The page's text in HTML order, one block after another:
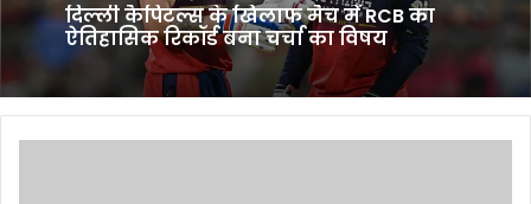
दिल्ली कैपिटल्स के खिलाफ मैच में RCB का
ऐतिहासिक रिकॉर्ड बना चर्चा का विषय